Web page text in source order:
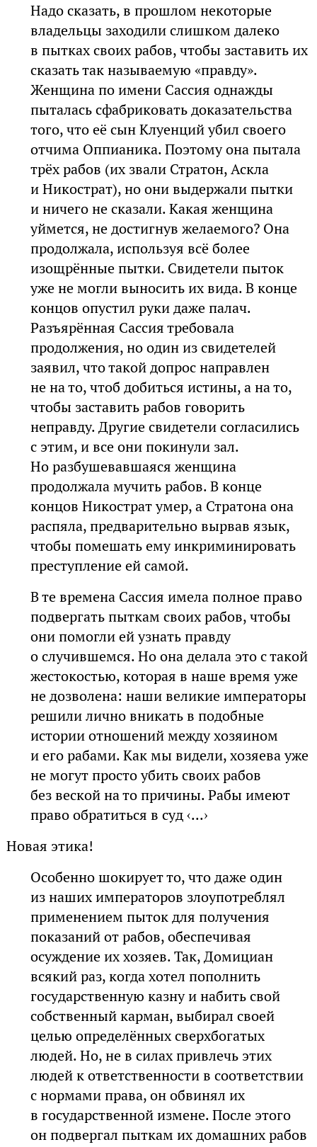
Надо сказать, в прошлом некоторые
владельцы заходили слишком далеко
в пытках своих рабов, чтобы заставить их
сказать так называемую «правду».
Женщина по имени Сассия однажды
пыталась сфабриковать доказательства
того, что её сын Клуенций убил своего
отчима Оппианика. Поэтому она пытала
трёх рабов (их звали Стратон, Аскла
и Никострат), но они выдержали пытки
и ничего не сказали. Какая женщина
уймется, не достигнув желаемого? Она
продолжала, используя всё более
изощрённые пытки. Свидетели пыток
уже не могли выносить их вида. В конце
концов опустил руки даже палач.
Разъярённая Сассия требовала
продолжения, но один из свидетелей
заявил, что такой допрос направлен
не на то, чтоб добиться истины, а на то,
чтобы заставить рабов говорить
неправду. Другие свидетели согласились
с этим, и все они покинули зал.
Но разбушевавшаяся женщина
продолжала мучить рабов. В конце
концов Никострат умер, а Стратона она
распяла, предварительно вырвав язык,
чтобы помешать ему инкриминировать
преступление ей самой.
В те времена Сассия имела полное право
подвергать пыткам своих рабов, чтобы
они помогли ей узнать правду
о случившемся. Но она делала это с такой
жестокостью, которая в наше время уже
не дозволена: наши великие императоры
решили лично вникать в подобные
истории отношений между хозяином
и его рабами. Как мы видели, хозяева уже
не могут просто убить своих рабов
без веской на то причины. Рабы имеют
право обратиться в суд ‹...›
Новая этика!
Особенно шокирует то, что даже один
из наших императоров злоупотреблял
применением пыток для получения
показаний от рабов, обеспечивая
осуждение их хозяев. Так, Домициан
всякий раз, когда хотел пополнить
государственную казну и набить свой
собственный карман, выбирал своей
целью определённых сверхбогатых
людей. Но, не в силах привлечь этих
людей к ответственности в соответствии
с нормами права, он обвинял их
в государственной измене. После этого
он подвергал пыткам их домашних рабов